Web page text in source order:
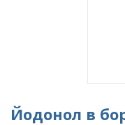
Йодонол в